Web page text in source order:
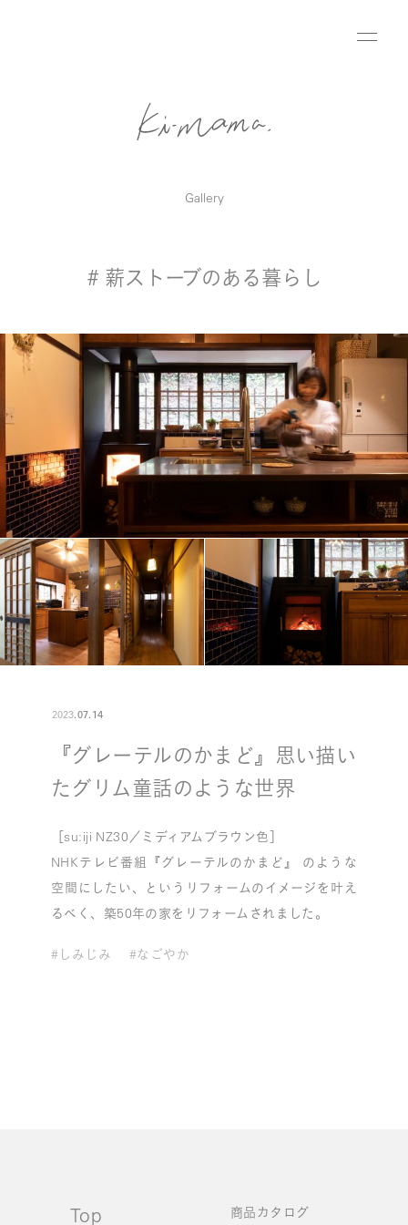
Gallery
# 薪ストーブのある暮らし
2023.07. 14
『グレーテルのかまど』思い描い
たグリム童話のような世界
［su:iji NZ30／ミディアムブラウン色］
NHKテレビ番組『グレーテルのかまど』 のような
空間にしたい、というリフォームのイメージを叶え
るべく、築50年の家をリフォームされました。
#しみじみ #なごやか
Top 商品カタログ